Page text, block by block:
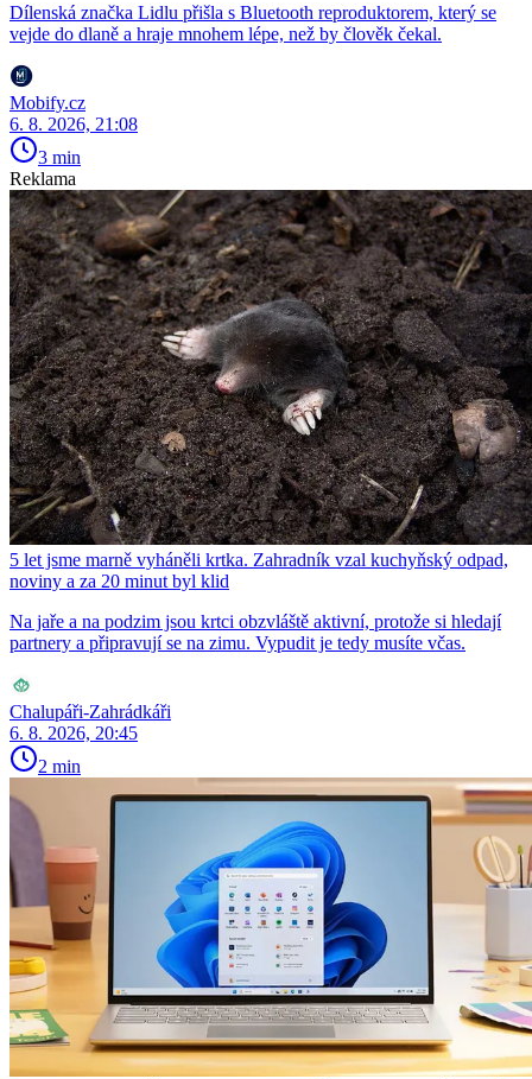
Dílenská značka Lidlu přišla s Bluetooth reproduktorem, který se
vejde do dlaně a hraje mnohem lépe, než by člověk čekal.
Mobify.cz
6. 8. 2026, 21:08
3 min
Reklama
5 let jsme marně vyháněli krtka. Zahradník vzal kuchyňský odpad,
noviny a za 20 minut byl klid
Na jaře a na podzim jsou krtci obzvláště aktivní, protože si hledají
partnery a připravují se na zimu. Vypudit je tedy musíte včas.
Chalupáři-Zahrádkáři
6. 8. 2026, 20:45
2 min